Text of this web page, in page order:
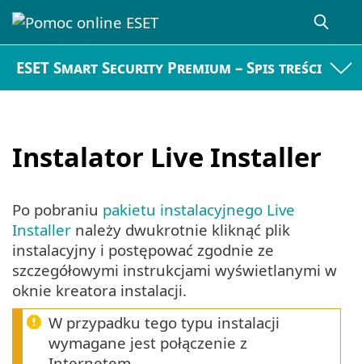
ESET Smart Security Premium – Spis treści
Instalator Live Installer
Po pobraniu pakietu instalacyjnego Live
Installer należy dwukrotnie kliknąć plik
instalacyjny i postępować zgodnie ze
szczegółowymi instrukcjami wyświetlanymi w
oknie kreatora instalacji.
W przypadku tego typu instalacji
wymagane jest połączenie z